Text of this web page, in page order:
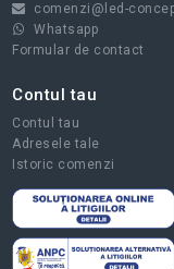
comenzi@led-
Whatsapp
Formular de contact
Contul tau
Contul tau
Adresele tale
Istoric comenzi